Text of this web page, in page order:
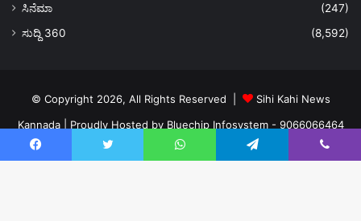
ಸಿನೆಮಾ
(247)
ಸುದ್ದಿ 360
(8,592)
© Copyright 2026, All Rights Reserved |
Sihi Kahi News
Kannada| Proudly Hosted by Bluechip Infosystem - 9066066464
About US
Privacy Policy Ads Policy
Terms and Conditions
Facebook Twitter WhatsApp Telegram Viber